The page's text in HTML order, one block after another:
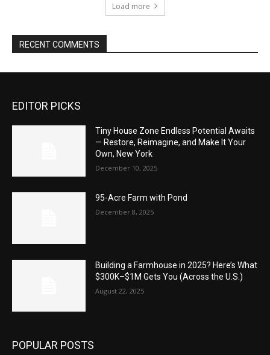
Load more
RECENT COMMENTS
EDITOR PICKS
Tiny House Zone Endless Potential Awaits
— Restore, Reimagine, and Make It Your
Own, New York
December 10, 2025
95-Acre Farm with Pond
December 8, 2025
Building a Farmhouse in 2025? Here’s What
$300K–$1M Gets You (Across the U.S.)
August 22, 2025
POPULAR POSTS